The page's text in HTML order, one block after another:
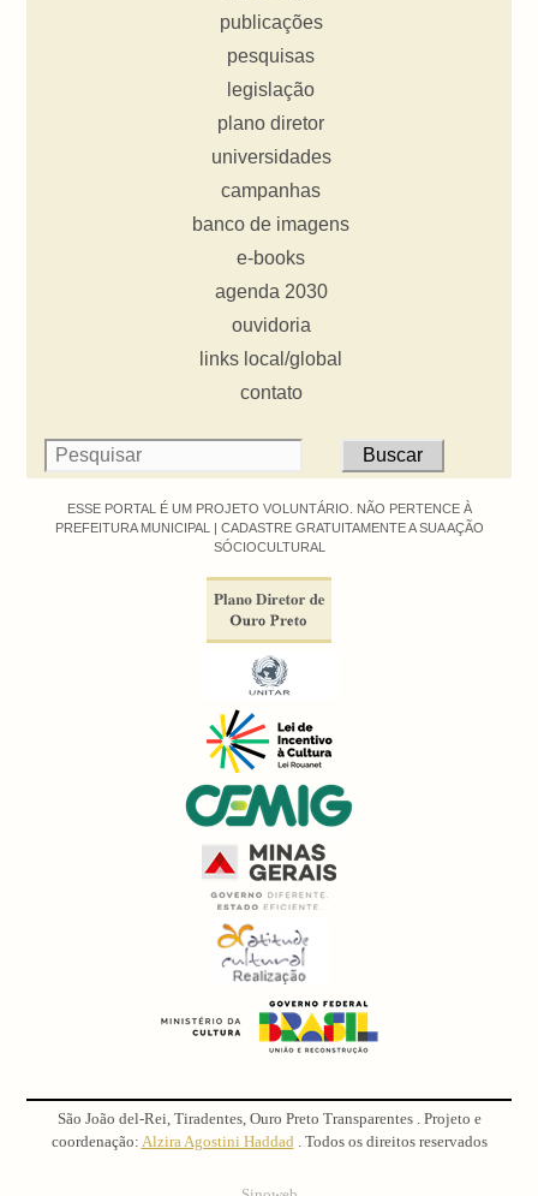
publicações
pesquisas
legislação
plano diretor
universidades
campanhas
banco de imagens
e-books
agenda 2030
ouvidoria
links local/global
contato
ESSE PORTAL É UM PROJETO VOLUNTÁRIO. NÃO PERTENCE À
PREFEITURA MUNICIPAL | CADASTRE GRATUITAMENTE A SUA AÇÃO
SÓCIOCULTURAL
São João del-Rei, Tiradentes, Ouro Preto Transparentes . Projeto e
coordenação: Alzira Agostini Haddad . Todos os direitos reservados